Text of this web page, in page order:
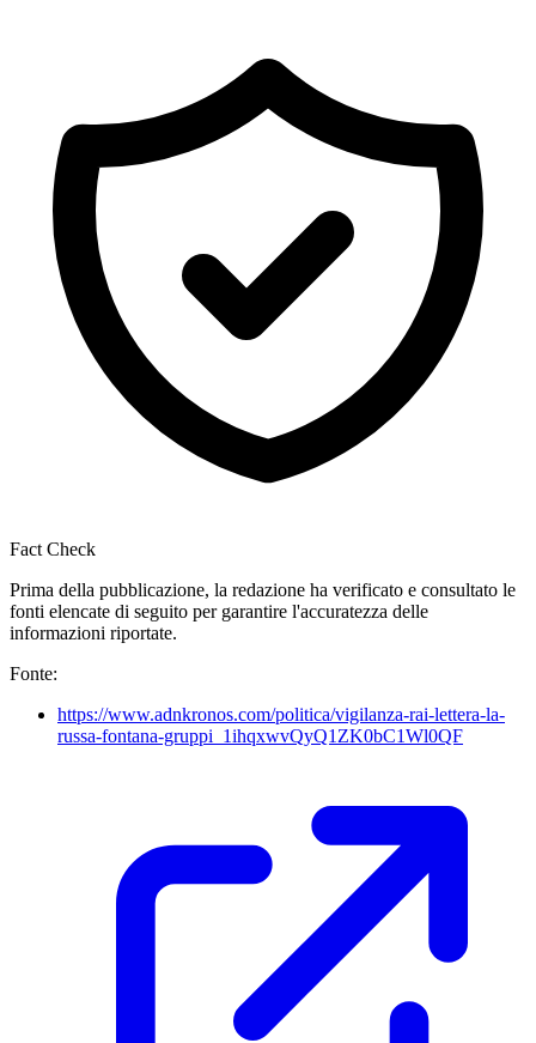
Fact Check
Prima della pubblicazione, la redazione ha verificato e consultato le
fonti elencate di seguito per garantire l'accuratezza delle
informazioni riportate.
Fonte:
https://www.adnkronos.com/politica/vigilanza-rai-lettera-la-
russa-fontana-gruppi_1ihqxwvQyQ1ZK0bC1Wl0QF